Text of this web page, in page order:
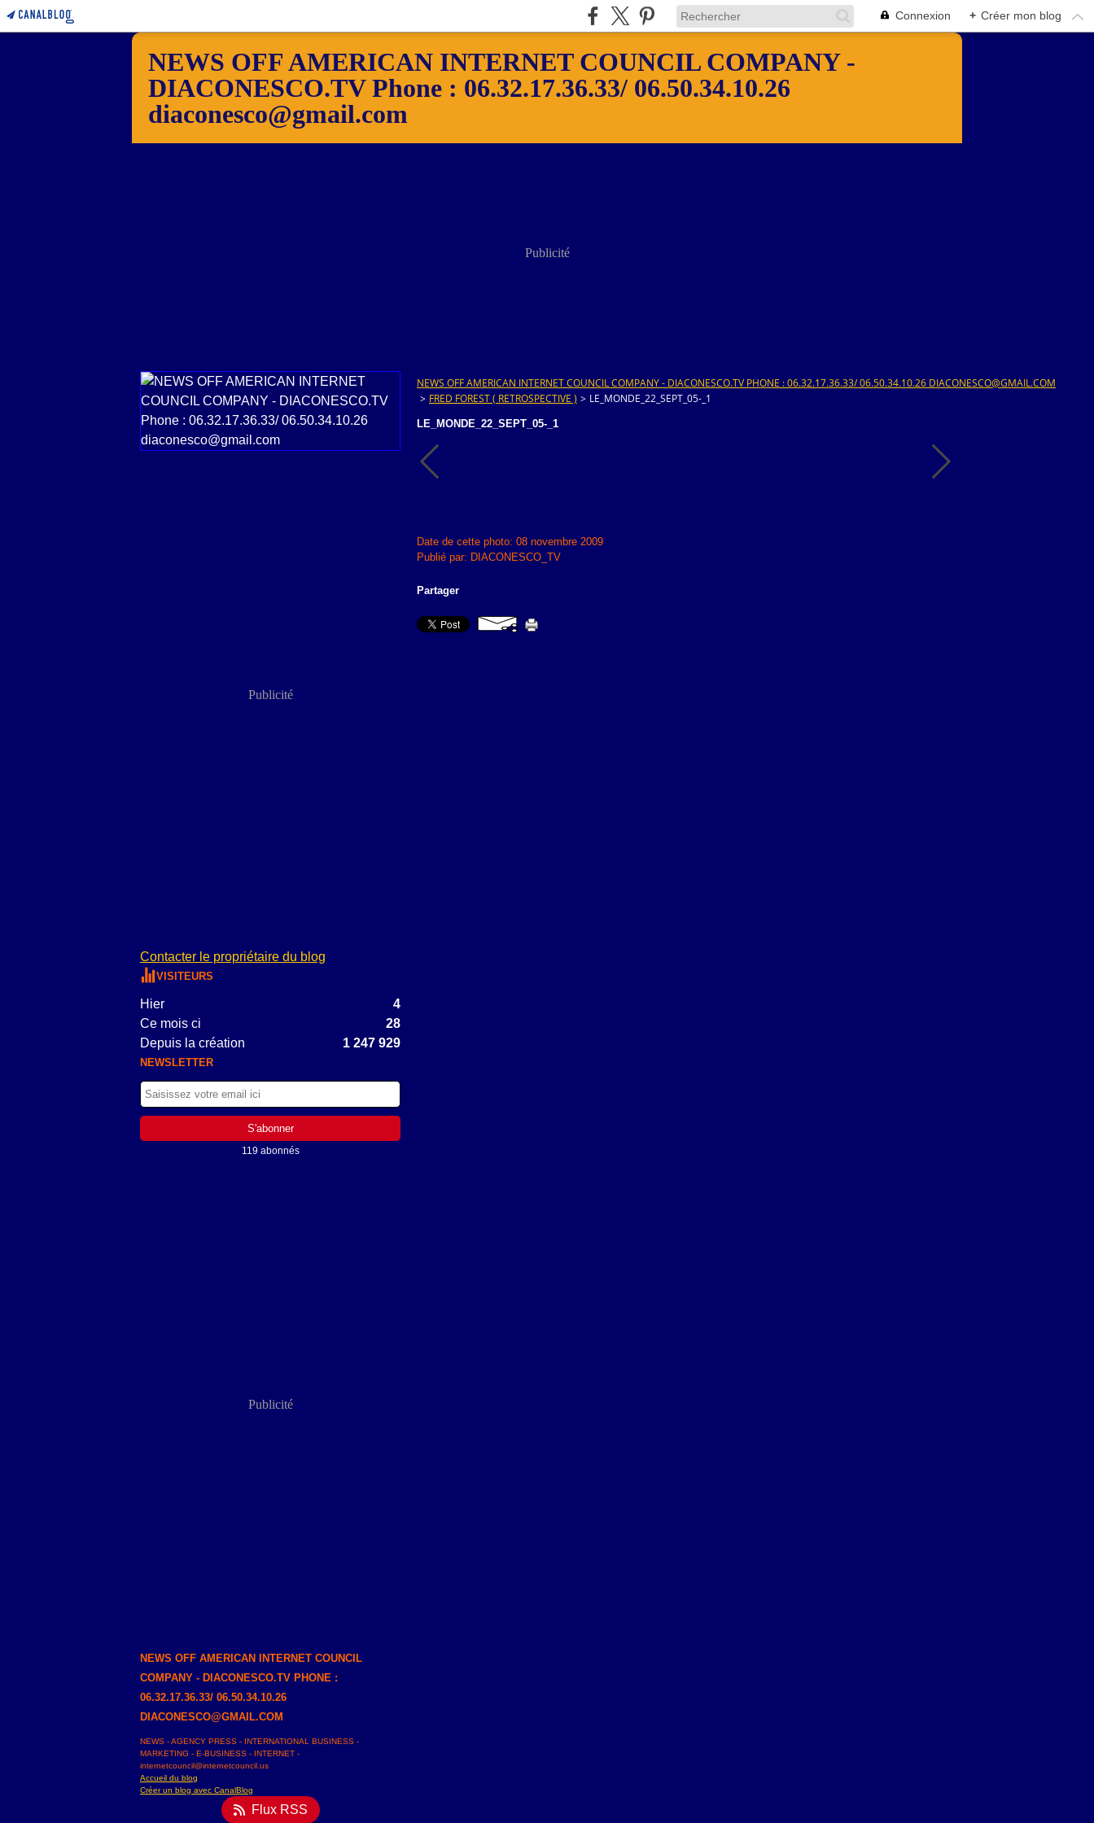
Connexion + Créer mon blog
NEWS OFF AMERICAN INTERNET COUNCIL COMPANY -
DIACONESCO.TV Phone : 06.32.17.36.33/ 06.50.34.10.26
diaconesco@gmail.com
Publicité
Publicité
Contacter le propriétaire du blog
VISITEURS
Hier
4
Ce mois ci
28
Depuis la création
1 247 929
NEWSLETTER
119 abonnés
Publicité
NEWS OFF AMERICAN INTERNET COUNCIL
COMPANY - DIACONESCO.TV PHONE :
06.32.17.36.33/ 06.50.34.10.26
DIACONESCO@GMAIL.COM
NEWS - AGENCY PRESS - INTERNATIONAL BUSINESS -
MARKETING - E-BUSINESS - INTERNET -
internetcouncil@internetcouncil.us
Accueil du blog
Créer un blog avec CanalBlog
Flux RSS
NEWS OFF AMERICAN INTERNET COUNCIL COMPANY - DIACONESCO.TV PHONE : 06.32.17.36.33/ 06.50.34.10.26 DIACONESCO@GMAIL.COM
> FRED FOREST ( RETROSPECTIVE ) > LE_MONDE_22_SEPT_05-_1
LE_MONDE_22_SEPT_05-_1
Date de cette photo: 08 novembre 2009
Publié par: DIACONESCO_TV
Partager